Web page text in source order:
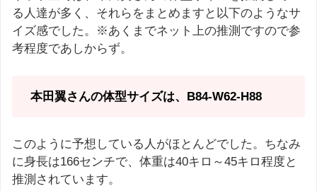
る人達が多く、それらをまとめますと以下のようなサ
イズ感でした。※あくまでネット上の推測ですので参
考程度であしからず。
本田翼さんの体型サイズは、B84-W62-H88
このように予想している人がほとんどでした。ちなみ
に身長は166センチで、体重は40キロ～45キロ程度と
推測されています。